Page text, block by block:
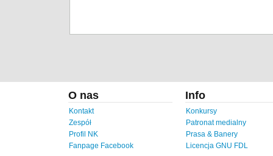
O nas
Kontakt
Zespół
Profil NK
Fanpage Facebook
Info
Konkursy
Patronat medialny
Prasa & Banery
Licencja GNU FDL